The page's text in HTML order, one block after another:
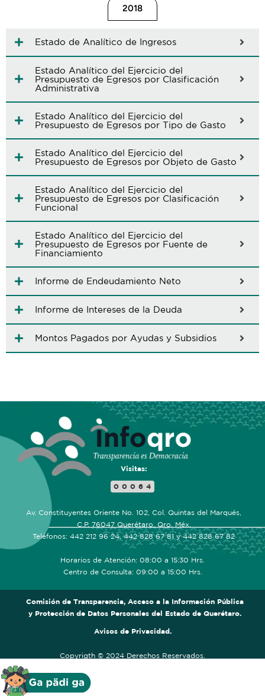
2018
Estado de Analítico de Ingresos
Estado Analítico del Ejercicio del
Presupuesto de Egresos por Clasificación
Administrativa
Estado Analítico del Ejercicio del
Presupuesto de Egresos por Tipo de Gasto
Estado Analítico del Ejercicio del
Presupuesto de Egresos por Objeto de Gasto
Estado Analítico del Ejercicio del
Presupuesto de Egresos por Clasificación
Funcional
Estado Analítico del Ejercicio del
Presupuesto de Egresos por Fuente de
Financiamiento
Informe de Endeudamiento Neto
Informe de Intereses de la Deuda
Montos Pagados por Ayudas y Subsidios
Visitas:
00064
Av. Constituyentes Oriente No. 102, Col. Quintas del Marqués,
C.P. 76047 Querétaro, Qro. Méx.
Teléfonos: 442 212 96 24, 442 828 67 81 y 442 828 67 82
Horarios de Atención: 08:00 a 15:30 Hrs.
Centro de Consulta: 09:00 a 15:00 Hrs.
Comisión de Transparencia, Acceso a la Información Pública
y Protección de Datos Personales del Estado de Querétaro.
Avisos de Privacidad.
Copyrigth © 2024 Derechos Reservados.